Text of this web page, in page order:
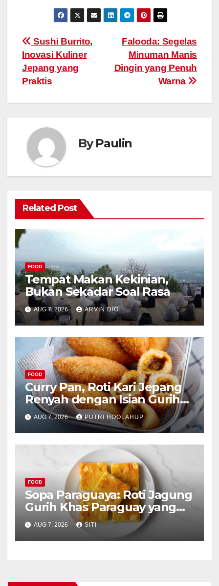
Post
navigation
Falooda: Segelas
Minuman Manis
Dingin yang Penuh
Warna
Sushi Burrito,
Inovasi Kuliner
Jepang yang
Praktis
ByPaulin
Related Post
FOOD
Tempat Makan Kekinian,
Bukan Sekadar Soal Rasa
AUG 7, 2026 ARVIN DIO
FOOD
Curry Pan, Roti Kari Jepang
Renyah dengan Isian Gurih
Menggoda
AUG 7, 2026 PUTRI HOOLAHUP
FOOD
Sopa Paraguaya: Roti Jagung
Gurih Khas Paraguay yang
Unik
AUG 7, 2026 SITI